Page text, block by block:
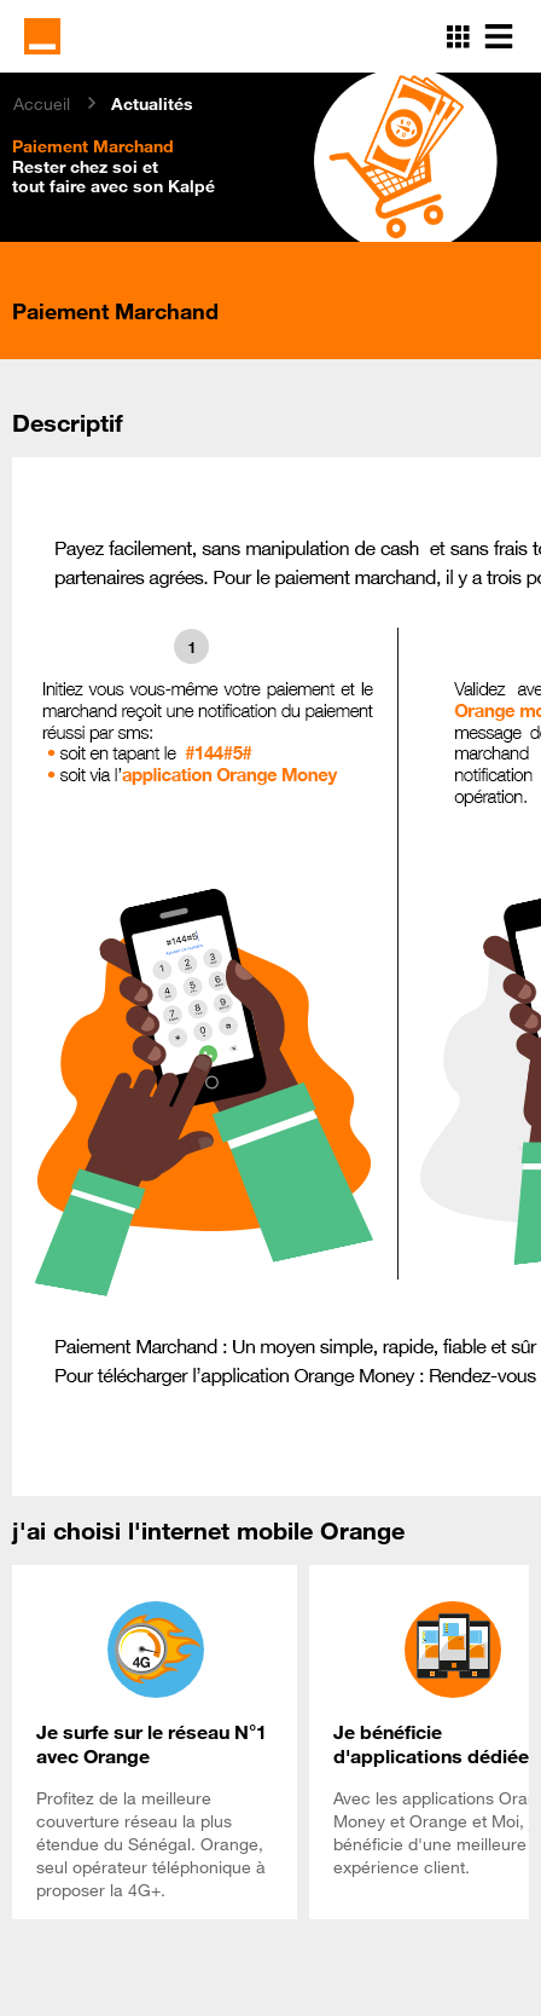
Aller
contenu
Accueil
Actualités
Paiement Marchand
Rester chez soi et
tout faire avec son Kalpé
Paiement Marchand
Descriptif
j'ai choisi l'internet mobile Orange
Je surfe sur le réseau N°1
avec Orange
Profitez de la meilleure
couverture réseau la plus
étendue du Sénégal. Orange,
seul opérateur téléphonique à
proposer la 4G+.
Je bénéficie
d'applications dédiées
Avec les applications
Money et Orange et Moi, je
bénéficie d'une meilleure
expérience client.